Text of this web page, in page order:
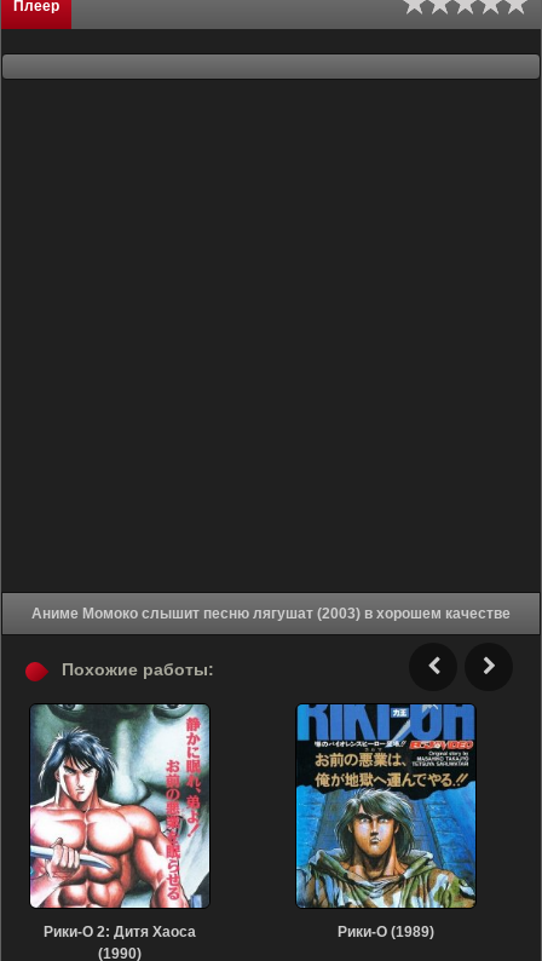
Плеер
Аниме Момоко слышит песню лягушат (2003) в хорошем качестве
Похожие работы:
Рики-О 2: Дитя Хаоса
(1990)
Рики-О (1989)